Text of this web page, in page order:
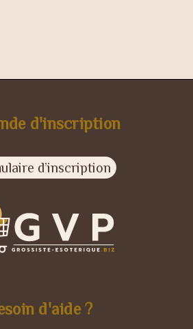
d'inscription
d’inscription
d'aide ?